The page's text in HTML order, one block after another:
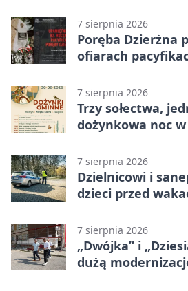
7 sierpnia 2026
Poręba Dzierżna
ofiarach
7 sierpnia 2026
Trzy sołectwa,
dożynkowa noc
7 sierpnia 2026
Dzielnicowi i
dzieci przed
7 sierpnia 2026
„Dwójka” i
dużą